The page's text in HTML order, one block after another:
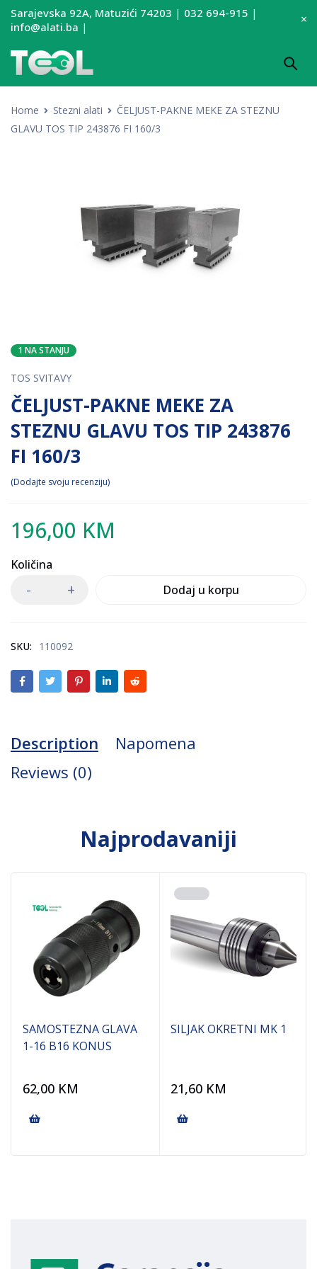
Sarajevska 92A, Matuzići 74203 | 032 694-915 |
info@alati.ba |
Home Stezni alati
ČELJUST-PAKNE MEKE ZA STEZNU
GLAVU TOS TIP 243876 FI 160/3
1 NA STANJU
TOS SVITAVY
ČELJUST-PAKNE MEKE ZA
STEZNU GLAVU TOS TIP 243876
FI 160/3
Dodajte svoju recenziju
196,00 KM
Količina
Dodaj u korpu
SKU: 110092
Description
Napomena
Reviews (0)
Najprodavaniji
SAMOSTEZNA GLAVA
1-16 B16 KONUS
62,00 KM
SILJAK OKRETNI MK 1
21,60 KM